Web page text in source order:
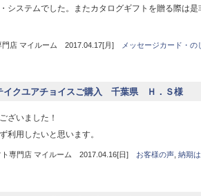
システムでした。またカタログギフトを贈る際は
門店 マイルーム 2017.04.17[月] メッセージカード・
イクユアチョイスご購入 千葉県 Ｈ．Ｓ様
ざいました！
利用したいと思います。
ト専門店 マイルーム 2017.04.16[日] お客様の声, 納期